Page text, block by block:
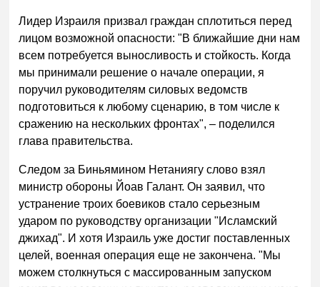
Лидер Израиля призвал граждан сплотиться перед
лицом возможной опасности: "В ближайшие дни нам
всем потребуется выносливость и стойкость. Когда
мы принимали решение о начале операции, я
поручил руководителям силовых ведомств
подготовиться к любому сценарию, в том числе к
сражению на нескольких фронтах", – поделился
глава правительства.
Следом за Биньямином Нетаниягу слово взял
министр обороны Йоав Галант. Он заявил, что
устранение троих боевиков стало серьезным
ударом по руководству организации "Исламский
джихад". И хотя Израиль уже достиг поставленных
целей, военная операция еще не закончена. "Мы
можем столкнуться с массированным запуском